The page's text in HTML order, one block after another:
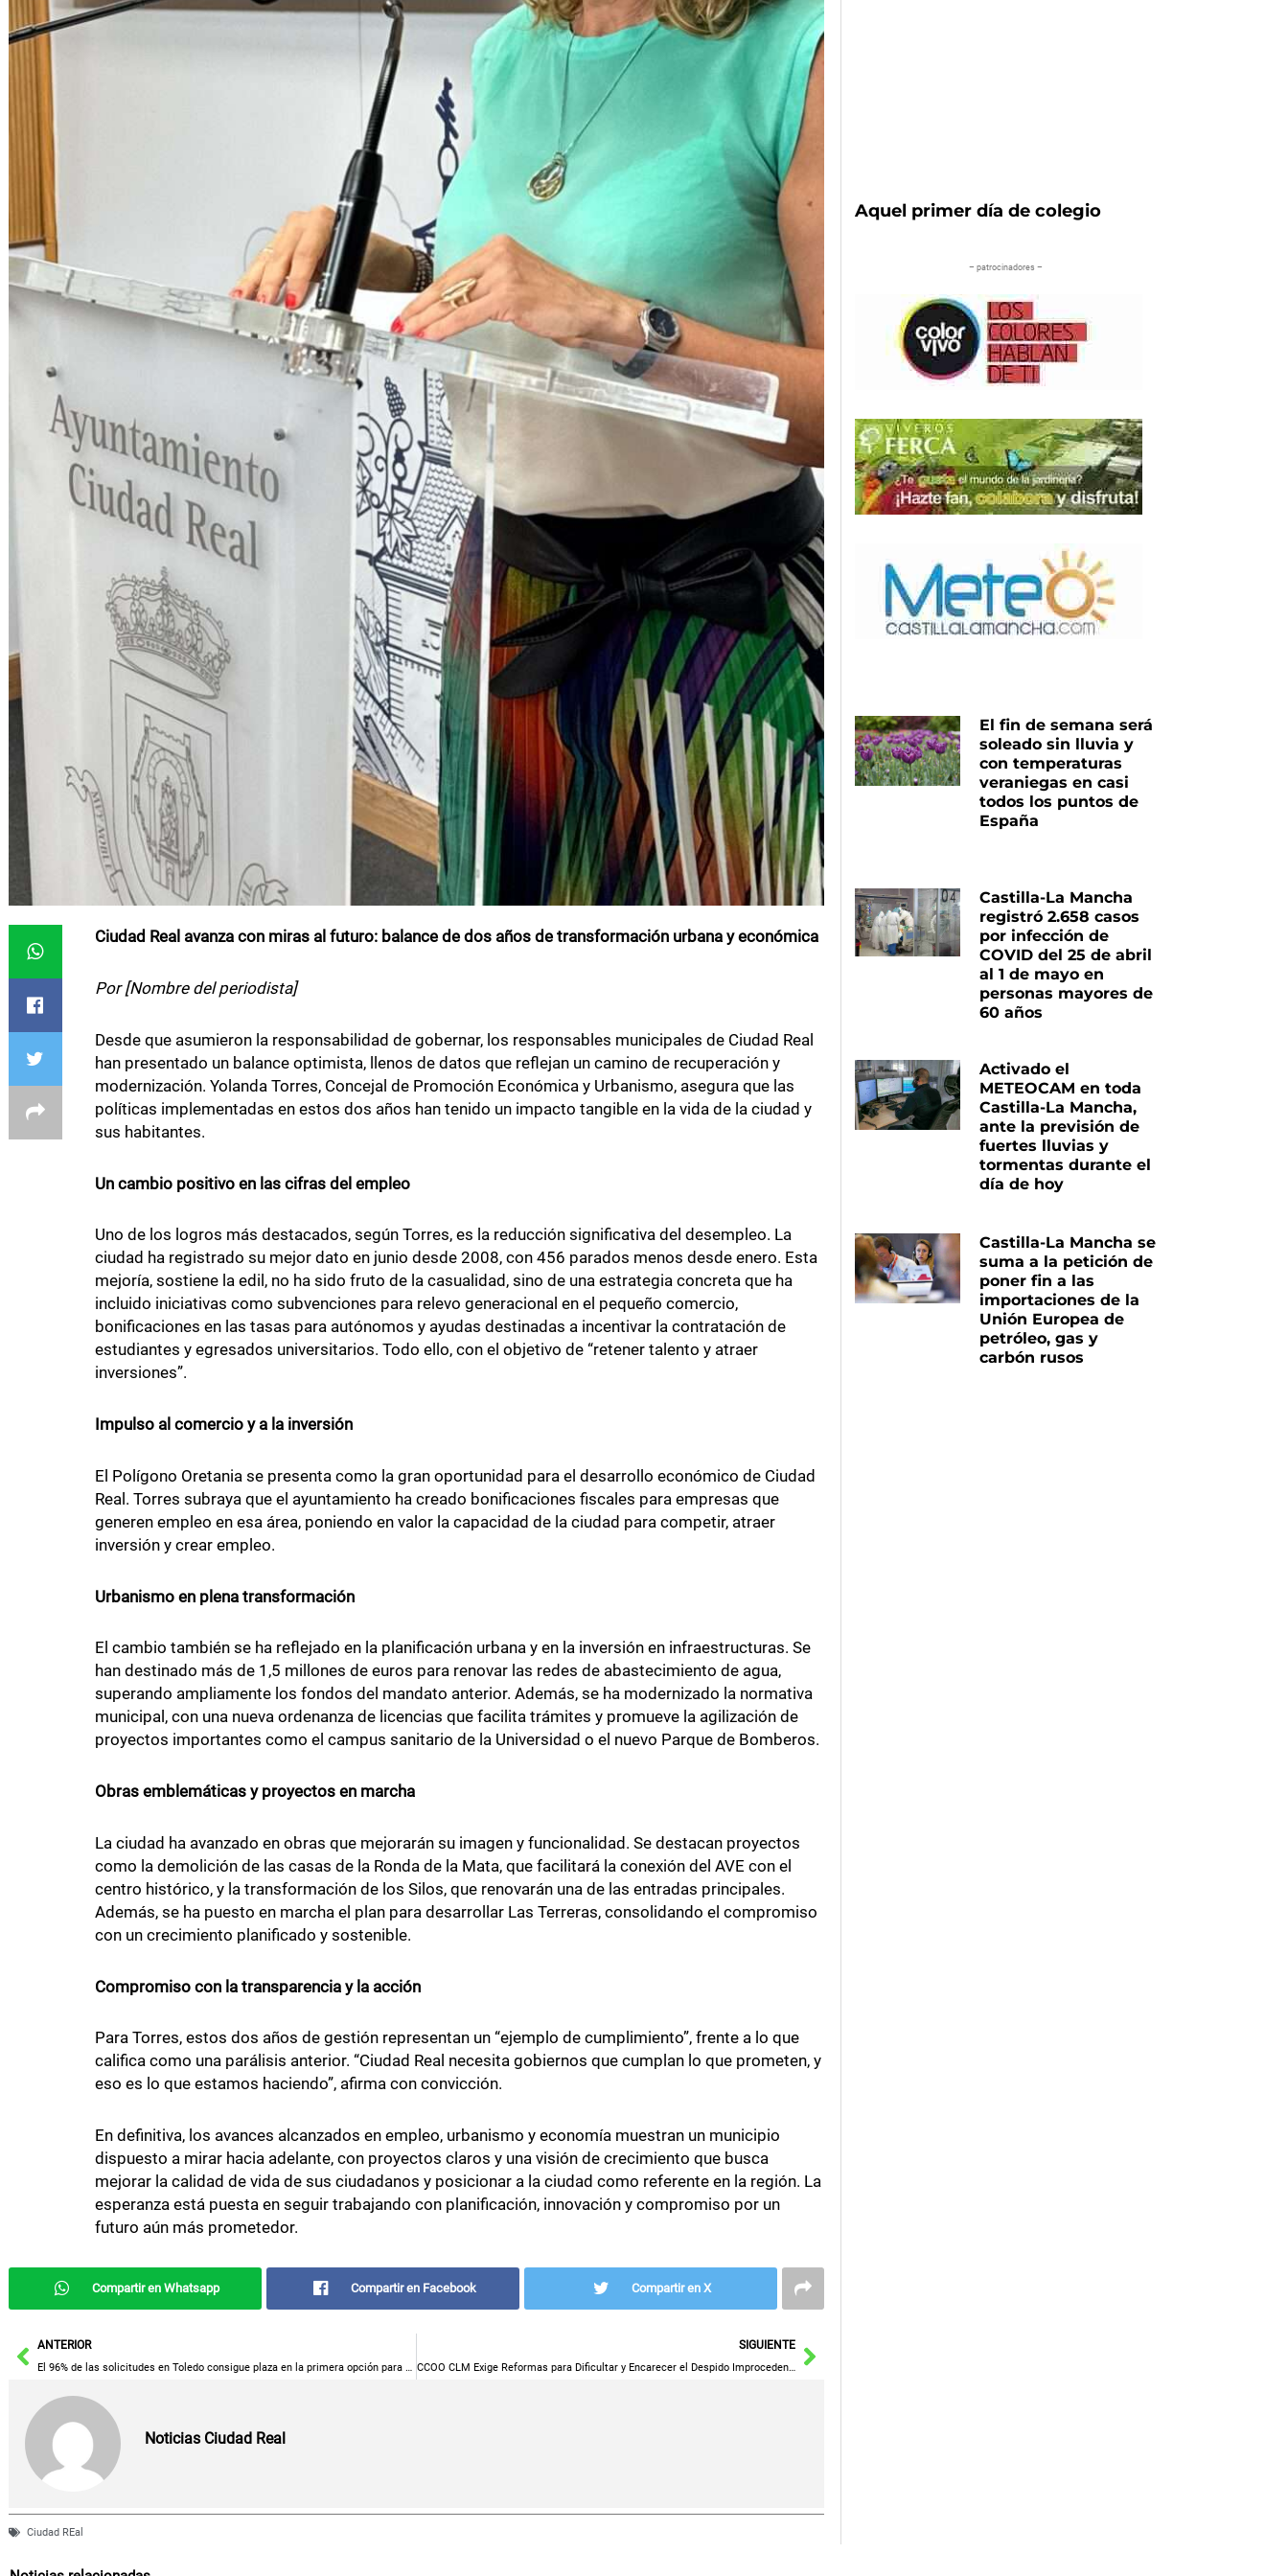
Ciudad Real avanza con miras al futuro: balance de dos años de transformación urbana y económica
Por [Nombre del periodista]
Desde que asumieron la responsabilidad de gobernar, los responsables municipales de Ciudad Real
han presentado un balance optimista, llenos de datos que reflejan un camino de recuperación y
modernización. Yolanda Torres, Concejal de Promoción Económica y Urbanismo, asegura que las
políticas implementadas en estos dos años han tenido un impacto tangible en la vida de la ciudad y
sus habitantes.
Un cambio positivo en las cifras del empleo
Uno de los logros más destacados, según Torres, es la reducción significativa del desempleo. La
ciudad ha registrado su mejor dato en junio desde 2008, con 456 parados menos desde enero. Esta
mejoría, sostiene la edil, no ha sido fruto de la casualidad, sino de una estrategia concreta que ha
incluido iniciativas como subvenciones para relevo generacional en el pequeño comercio,
bonificaciones en las tasas para autónomos y ayudas destinadas a incentivar la contratación de
estudiantes y egresados universitarios. Todo ello, con el objetivo de “retener talento y atraer
inversiones”.
Impulso al comercio y a la inversión
El Polígono Oretania se presenta como la gran oportunidad para el desarrollo económico de Ciudad
Real. Torres subraya que el ayuntamiento ha creado bonificaciones fiscales para empresas que
generen empleo en esa área, poniendo en valor la capacidad de la ciudad para competir, atraer
inversión y crear empleo.
Urbanismo en plena transformación
El cambio también se ha reflejado en la planificación urbana y en la inversión en infraestructuras. Se
han destinado más de 1,5 millones de euros para renovar las redes de abastecimiento de agua,
superando ampliamente los fondos del mandato anterior. Además, se ha modernizado la normativa
municipal, con una nueva ordenanza de licencias que facilita trámites y promueve la agilización de
proyectos importantes como el campus sanitario de la Universidad o el nuevo Parque de Bomberos.
Obras emblemáticas y proyectos en marcha
La ciudad ha avanzado en obras que mejorarán su imagen y funcionalidad. Se destacan proyectos
como la demolición de las casas de la Ronda de la Mata, que facilitará la conexión del AVE con el
centro histórico, y la transformación de los Silos, que renovarán una de las entradas principales.
Además, se ha puesto en marcha el plan para desarrollar Las Terreras, consolidando el compromiso
con un crecimiento planificado y sostenible.
Compromiso con la transparencia y la acción
Para Torres, estos dos años de gestión representan un “ejemplo de cumplimiento”, frente a lo que
califica como una parálisis anterior. “Ciudad Real necesita gobiernos que cumplan lo que prometen, y
eso es lo que estamos haciendo”, afirma con convicción.
En definitiva, los avances alcanzados en empleo, urbanismo y economía muestran un municipio
dispuesto a mirar hacia adelante, con proyectos claros y una visión de crecimiento que busca
mejorar la calidad de vida de sus ciudadanos y posicionar a la ciudad como referente en la región. La
esperanza está puesta en seguir trabajando con planificación, innovación y compromiso por un
futuro aún más prometedor.
Compartir en Whatsapp Compartir en Facebook Compartir en X
AntANTERIOR
El 96% de las solicitudes en Toledo consigue plaza en la primera opción para el próximo curso académico
SIGUIENTE
CCOO CLM Exige Reformas para Dificultar y Encarecer el Despido Improcedente
Siguiente
Noticias Ciudad Real
Ciudad REal
Aquel primer día de colegio
– patrocinadores –
El fin de semana será
soleado sin lluvia y
con temperaturas
veraniegas en casi
todos los puntos de
España
Castilla-La Mancha
registró 2.658 casos
por infección de
COVID del 25 de abril
al 1 de mayo en
personas mayores de
60 años
Activado el
METEOCAM en toda
Castilla-La Mancha,
ante la previsión de
fuertes lluvias y
tormentas durante el
día de hoy
Castilla-La Mancha se
suma a la petición de
poner fin a las
importaciones de la
Unión Europea de
petróleo, gas y
carbón rusos